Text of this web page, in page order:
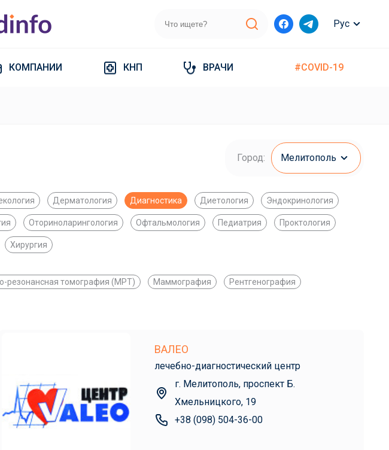
Рус
КОМПАНИИ КНП ВРАЧИ #COVID-19
Город: Мелитополь
Дерматология Диагностика Диетология Эндокринология
Оториноларингология Офтальмология Педиатрия Проктология
Хирургия
резонансная томография (МРТ) Маммография Рентгенография
ВАЛЕО
лечебно-диагностический центр
г. Мелитополь, проспект Б.
Хмельницкого, 19
+38 (098) 504-36-00